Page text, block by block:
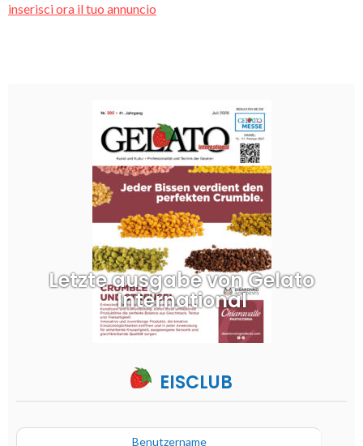
inserisci ora il tuo annuncio
Letzte ausgabe von Gelato
International
EISCLUB